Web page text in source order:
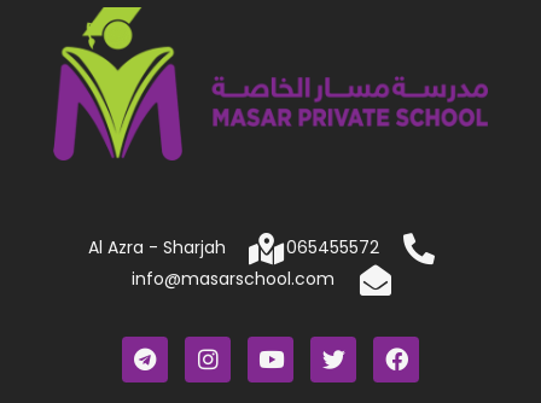
065455572
Al Azra - Sharjah
info@masarschool.com